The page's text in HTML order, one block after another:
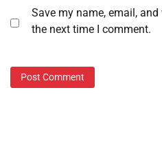
Save my name, email,
the next time I comment.